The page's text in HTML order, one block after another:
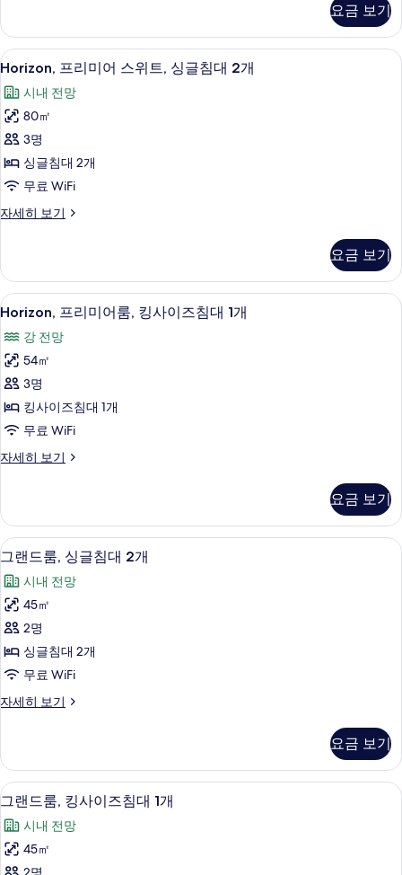
사
이
즈
침
대
1
개
사
진
보
기
어
스
위
킹
사
즈
침
대
개
보
기
요금 보기
Horizon,
프
리
미
어
스
위
트,
글
침
대
2
개
사
진
모
두
1 개의 침실, 이집트산 면 시트, 고급 침
12
Horizon, 프리미어 스위트, 싱글침대 2개
시내 전망
80㎡
3명
싱글침대 2개
무료 WiFi
자세히 보기
Horizon,
어
스
위
싱
글
대
2
개
자
세
요금 보기
Horizon,
프
리
미
어
룸,
킹
사
즈
침
대
1
개
사
진
모
두
1 개의 침실, 이집트산 면 시트, 고급 침
14
Horizon, 프리미어룸, 킹사이즈침대 1개
강 전망
54㎡
3명
킹사이즈침대 1개
무료 WiFi
자세히 보기
Horizon,
어
룸,
킹
이
즈
대
개
자
세
요금 보기
그
랜
드
룸,
싱
글
침
대
개
사
진
모
두
1 개의 침실, 이집트산 면 시트, 고급 침
14
그랜드룸, 싱글침대 2개
시내 전망
45㎡
2명
싱글침대 2개
무료 WiFi
자세히 보기
그
싱
글
침
2
개
요금 보기
그
랜
드
룸,
1 개의 침실, 이집트산 면 시트, 고급 침
14
그랜드룸, 킹사이즈침대 1개
시내 전망
45㎡